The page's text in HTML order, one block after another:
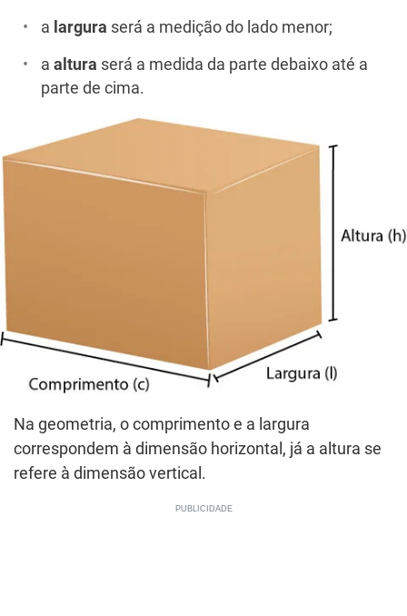
a largura será a medição do lado menor;
a altura será a medida da parte debaixo até a
parte de cima.
Na geometria, o comprimento e a largura
correspondem à dimensão horizontal, já a altura se
refere à dimensão vertical.